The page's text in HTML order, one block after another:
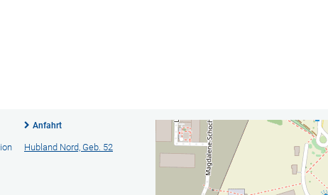
Anfahrt
Hubland Nord, Geb. 52